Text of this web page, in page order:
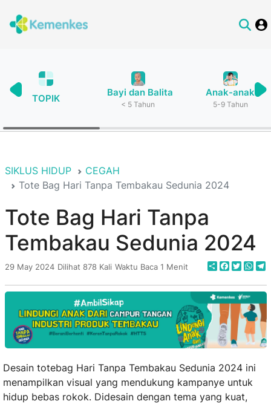
TOPIK
Bayi dan Balita
< 5 Tahun
Anak-anak
5-9 Tahun
SIKLUS HIDUP
CEGAH
Tote Bag Hari Tanpa Tembakau Sedunia 2024
Tote Bag Hari Tanpa
Tembakau Sedunia 2024
29 May 2024 Dilihat 878 Kali Waktu Baca 1 Menit Share
Desain totebag Hari Tanpa Tembakau Sedunia 2024 ini
menampilkan visual yang mendukung kampanye untuk
hidup bebas rokok. Didesain dengan tema yang kuat,